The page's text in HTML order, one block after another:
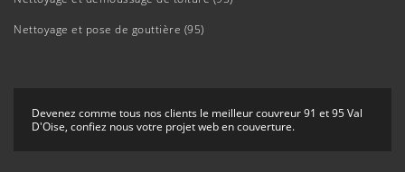
Nettoyage et pose de gouttière (95)
Devenez comme tous nos clients le meilleur couvreur 91 et 95 Val
D'Oise, confiez nous votre projet web en couverture.